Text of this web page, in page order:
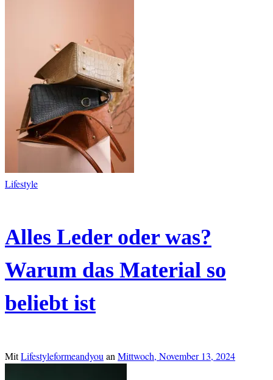
Lifestyle
Alles Leder oder was?
Warum das Material so
beliebt ist
MitLifestyleformeandyou an Mittwoch, November 13, 2024